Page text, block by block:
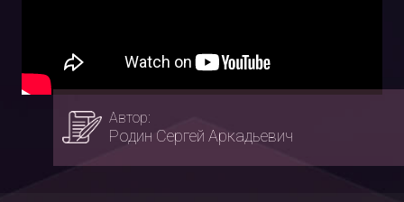
Автор:
Родин Сергей Аркадьевич